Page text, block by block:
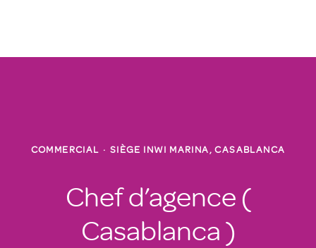
COMMERCIAL · SIÈGE INWI MARINA, CASABLANCA
Chef d’agence (
Casablanca )